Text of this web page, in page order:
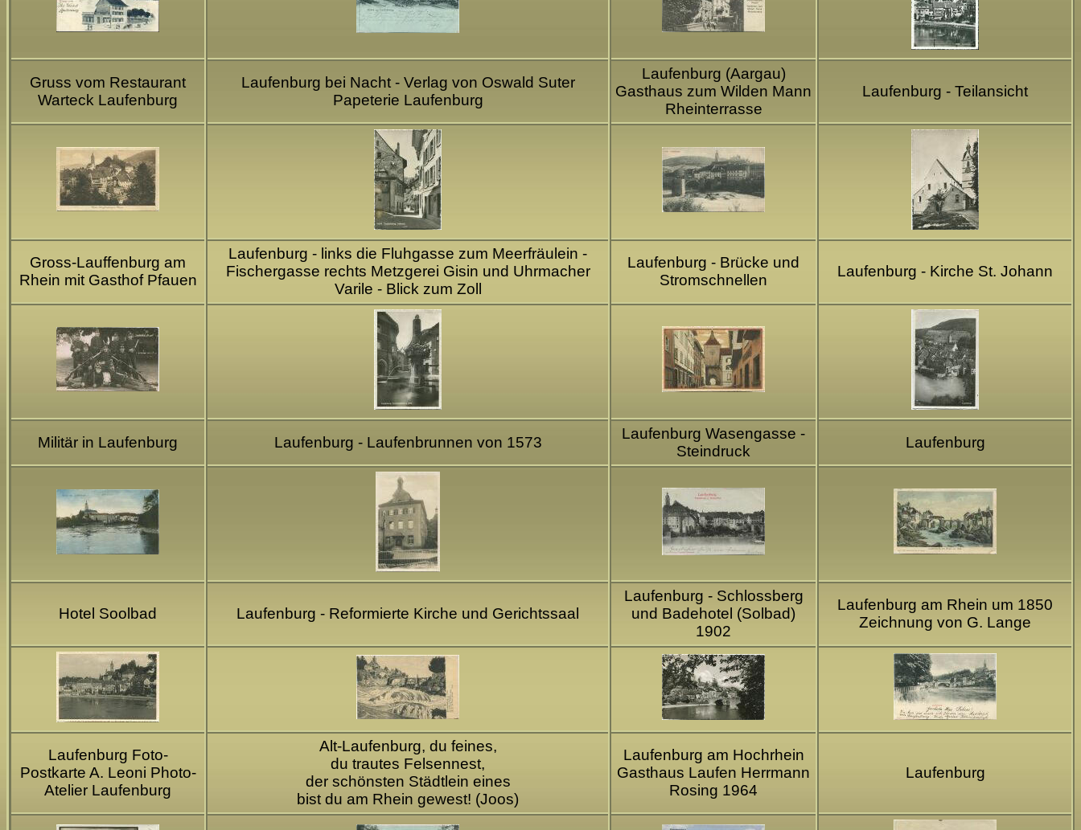
Gruss vom Restaurant
Warteck Laufenburg
Laufenburg bei Nacht - Verlag von Oswald Suter
Papeterie Laufenburg
Laufenburg (Aargau)
Gasthaus zum Wilden Mann
Rheinterrasse
Laufenburg - Teilansicht
Gross-Lauffenburg am
Rhein mit Gasthof Pfauen
Laufenburg - links die Fluhgasse zum Meerfräulein -
Fischergasse rechts Metzgerei Gisin und Uhrmacher
Varile - Blick zum Zoll
Laufenburg - Brücke und
Stromschnellen
Laufenburg - Kirche St. Johann
Militär in Laufenburg Laufenburg - Laufenbrunnen von 1573
Laufenburg Wasengasse -
Steindruck
Laufenburg
Hotel Soolbad Laufenburg - Reformierte Kirche und Gerichtssaal
Laufenburg - Schlossberg
und Badehotel (Solbad)
1902
Laufenburg am Rhein um 1850
Zeichnung von G. Lange
Laufenburg Foto-
Postkarte A. Leoni Photo-
Atelier Laufenburg
Alt-Laufenburg, du feines,
du trautes Felsennest,
der schönsten Städtlein eines
bist du am Rhein gewest! (Joos)
Laufenburg am Hochrhein
Gasthaus Laufen Herrmann
Rosing 1964
Laufenburg